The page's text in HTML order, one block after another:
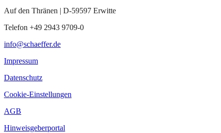
Auf den Thränen | D-59597 Erwitte
Telefon +49 2943 9709-0
info@schaeffer.de
Impressum
Datenschutz
Cookie-Einstellungen
AGB
Hinweisgeberportal